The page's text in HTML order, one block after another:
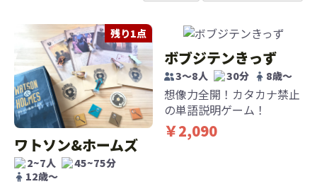
残り1点
ワトソン&ホームズ
2~7人
45~75分
12歳〜
ボブジテンきっず
3〜8人 30分 8歳〜
想像力全開！カタカナ禁止
の単語説明ゲーム！
￥2,090